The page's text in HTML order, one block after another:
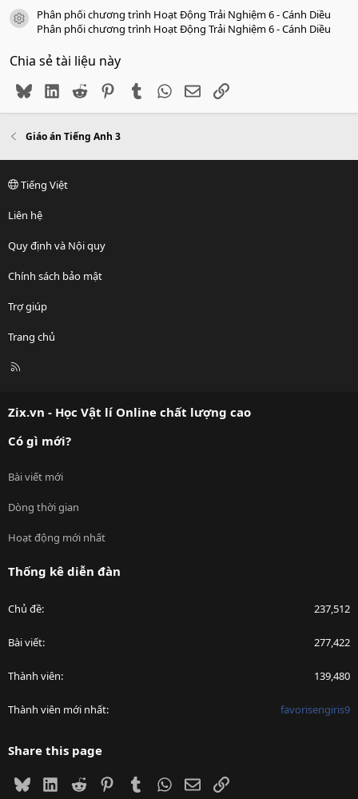
icon tài liệu
Phân phối chương trình Hoạt Động Trải Nghiệm 6 - Cánh Diều
Phân phối chương trình Hoạt Động Trải Nghiệm 6 - Cánh Diều
Chia sẻ tài liệu này
BlueskyLinkedIn
Reddit PinterestTumblr WhatsApp
EmailLink
Giáo án Tiếng Anh 3
Tiếng Việt
Liên hệ
Quy định và Nội quy
Chính sách bảo mật
Trợ giúp
Trang chủ
R
Zix.vn - Học Vật lí Online chất lượng cao
Có gì mới?
Bài viết mới
Dòng thời gian
Hoạt động mới nhất
Thống kê diễn đàn
Chủ đề 237,512
Bài viết 277,422
Thành viên 139,480
Thành viên mới nhất favorisengiris9
Share this page
BlueskyLinkedIn
Reddit PinterestTumblrWhatsApp
EmailLink